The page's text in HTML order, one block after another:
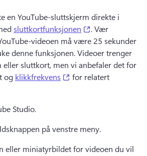
en YouTube-sluttskjerm direkte i
in a new tab)
sluttkortfunksjonen (opens in a
. Vær
videoen må være 25 sekunder
denne funksjonen. Videoer trenger
eller sluttkort, men vi anbefaler det for
og klikkfrekvens (opens in a new tab)
for relatert
Studio.
på venstre meny.
eller miniatyrbildet for videoen du vil